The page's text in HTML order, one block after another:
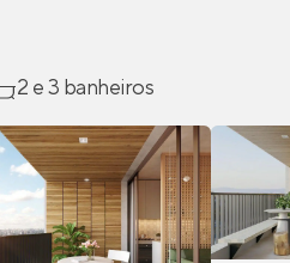
2 e 3 banheiros